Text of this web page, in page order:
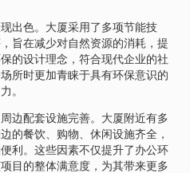
出色。大厦采用了多项节能技
旨在减少对自然资源的消耗，提
的设计理念，符合现代企业的社
所时更加青睐于具有环保意识的
。
边配套设施完善。大厦附近有多
的餐饮、购物、休闲设施齐全，
利。这些因素不仅提升了办公环
目的整体满意度，为其带来更多